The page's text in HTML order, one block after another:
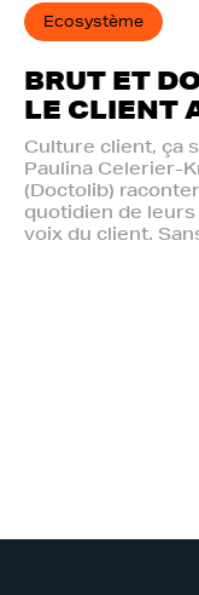
Ecosystème
BRUT ET
LE CLIENT
Culture client, ça
Paulina Celerier-
(Doctolib)
quotidien de
voix du client.